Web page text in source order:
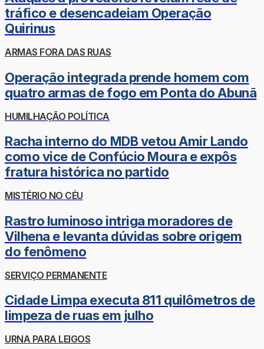
tráfico e desencadeiam Operação
Quirinus
ARMAS FORA DAS RUAS
Operação integrada prende homem com
quatro armas de fogo em Ponta do Abunã
HUMILHAÇÃO POLÍTICA
Racha interno do MDB vetou Amir Lando
como vice de Confúcio Moura e expôs
fratura histórica no partido
MISTÉRIO NO CÉU
Rastro luminoso intriga moradores de
Vilhena e levanta dúvidas sobre origem
do fenômeno
SERVIÇO PERMANENTE
Cidade Limpa executa 811 quilômetros de
limpeza de ruas em julho
URNA PARA LEIGOS